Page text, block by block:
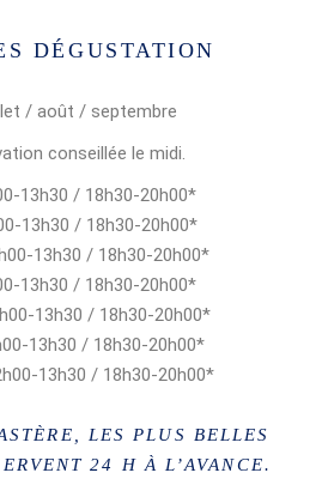
DÉGUSTATION
/ août / septembre
conseillée le midi.
13h30 / 18h30-20h00*
13h30 / 18h30-20h00*
13h30 / 18h30-20h00*
13h30 / 18h30-20h00*
13h30 / 18h30-20h00*
13h30 / 18h30-20h00*
13h30 / 18h30-20h00*
LES PLUS BELLES
24 H À L’AVANCE.